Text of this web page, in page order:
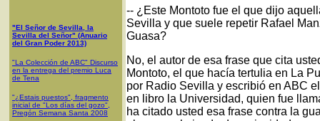
"El Señor de Sevilla, la
Sevilla del Señor" (Anuario
del Gran Poder 2013)
"La Colección de ABC" Discurso
en la entrega del premio Luca
de Tena
"¿Estais puestos", fragmento
inicial de "Los días del gozo",
Pregón Semana Santa 2008
-- ¿Este Montoto fue el que dijo
Sevilla y que suele repetir Rafael
Guasa?
No, el autor de esa frase que cita
Montoto, el que hacía tertulia en La
por Radio Sevilla y escribió en ABC
en libro la Universidad, quien fue
ha citado usted esa frase contra la